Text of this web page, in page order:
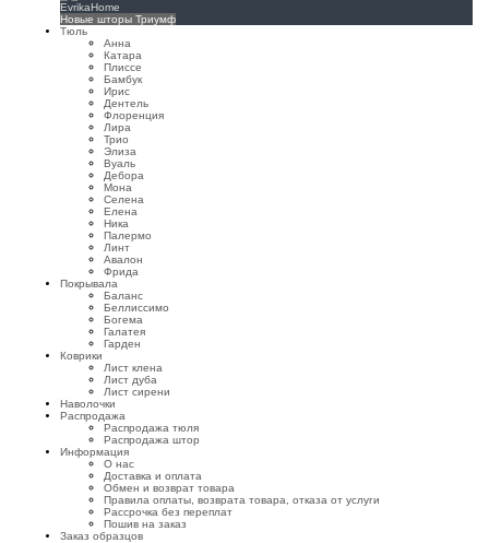
EvrikaHome
Новые шторы Триумф
Тюль
Анна
Катара
Плиссе
Бамбук
Ирис
Дентель
Флоренция
Лира
Трио
Элиза
Вуаль
Дебора
Мона
Селена
Елена
Ника
Палермо
Линт
Авалон
Фрида
Покрывала
Баланс
Беллиссимо
Богема
Галатея
Гарден
Коврики
Лист клена
Лист дуба
Лист сирени
Наволочки
Распродажа
Распродажа тюля
Распродажа штор
Информация
О нас
Доставка и оплата
Обмен и возврат товара
Правила оплаты, возврата товара, отказа от услуги
Рассрочка без переплат
Пошив на заказ
Заказ образцов